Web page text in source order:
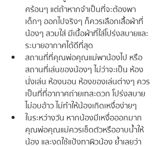
ศร้อนๆ แต่ถ้าหากจำเป็นที่จะต้องพา
เด็กๆ ออกไปจริงๆ ก็ควรเลือกเสื้อผ้าที่
น้องๆ สวมใส่ มีเนื้อผ้าที่ใส่โปร่งสบายและ
ระบายอากาศได้ดีที่สุด
สถานที่ที่คุณพ่อคุณแม่พาน้องไป หรือ
สถานที่เล่นของน้องๆ ไม่ว่าจะเป็น ห้อง
นั่งเล่น ห้องนอน ห้องของเล่นต่างๆ ควร
เป็นที่ที่อากาศถ่ายเทสะดวก โปร่งสบาย
ไม่อบอ้าว ไม่ทำให้น้องเกิดเหงื่อง่ายๆ
ในระหว่างวัน หากน้องมีเหงื่อออกมาก
คุณพ่อคุณแม่ควรเช็ดตัวหรืออาบน้ำให้
น้อง และงดใช้แป้งทาผิวน้อง ย้ำเลยว่า